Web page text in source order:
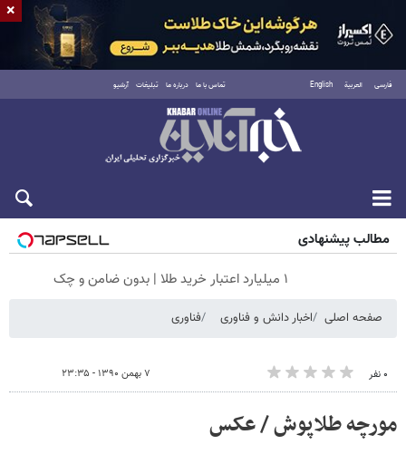
فارسی العربية English تماس با ما درباره ما تبلیغات آرشیو
جمعه ۱۶ مرداد ۱۴۰۵
مطالب پیشنهادی
۱ میلیارد اعتبار خرید طلا | بدون ضامن و چک
صفحه اصلی اخبار دانش و فناوری فناوری
۰ نفر ۷ بهمن ۱۳۹۰ - ۲۳:۳۵
مورچه طلاپوش / عکس
×